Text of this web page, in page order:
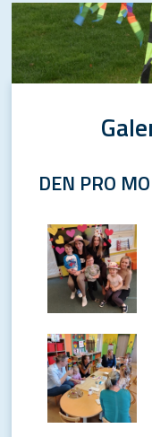
DEN PRO